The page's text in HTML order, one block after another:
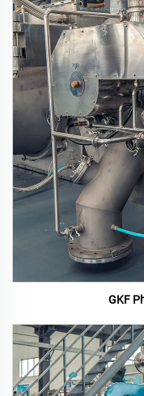
GKF